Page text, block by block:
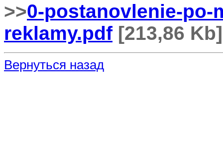
>>0-postanovlenie-
reklamy.pdf [213,86 Kb]
Вернуться назад